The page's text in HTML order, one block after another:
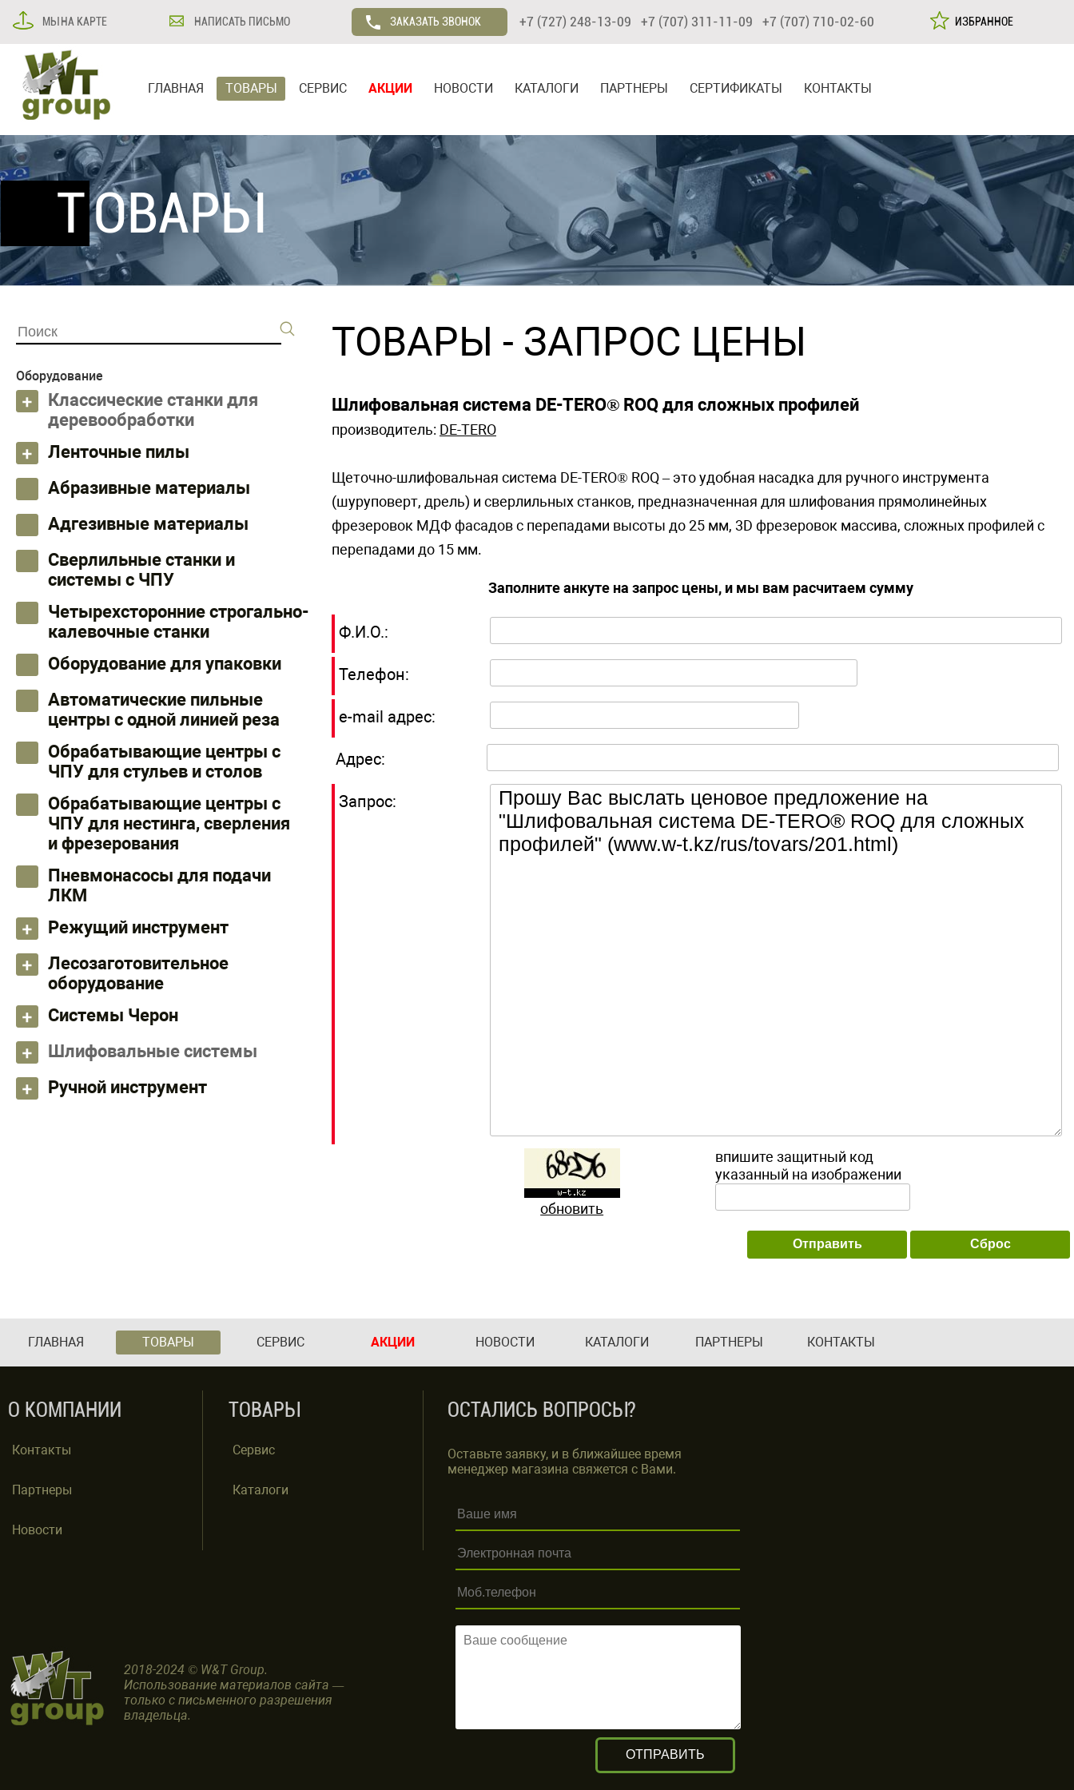
МЫ НА КАРТЕ НАПИСАТЬ ПИСЬМО ЗАКАЗАТЬ ЗВОНОК +7 (727) 248-13-09 +7 (707) 311-11-09 +7 (707) 710-02-60 ИЗБРАННОЕ
ГЛАВНАЯ ТОВАРЫ СЕРВИС АКЦИИ НОВОСТИ КАТАЛОГИ ПАРТНЕРЫ СЕРТИФИКАТЫ КОНТАКТЫ
ТОВАРЫ
Оборудование
Классические станки для
деревообработки
Ленточные пилы
Абразивные материалы
Адгезивные материалы
Сверлильные станки и
системы с ЧПУ
Четырехсторонние строгально-
калевочные станки
Оборудование для упаковки
Автоматические пильные
центры с одной линией реза
Обрабатывающие центры с
ЧПУ для стульев и столов
Обрабатывающие центры с
ЧПУ для нестинга, сверления
и фрезерования
Пневмонасосы для подачи
ЛКМ
Режущий инструмент
Лесозаготовительное
оборудование
Системы Черон
Шлифовальные системы
Ручной инструмент
ТОВАРЫ - ЗАПРОС ЦЕНЫ
Шлифовальная система DE-TERO® ROQ для сложных профилей
производитель: DE-TERO
Щеточно-шлифовальная система DE-TERO® ROQ – это удобная насадка для ручного инструмента
(шуруповерт, дрель) и сверлильных станков, предназначенная для шлифования прямолинейных
фрезеровок МДФ фасадов с перепадами высоты до 25 мм, 3D фрезеровок массива, сложных профилей с
перепадами до 15 мм.
Заполните анкуте на запрос цены, и мы вам расчитаем сумму
Ф.И.О.:
Телефон:
e-mail адрес:
Адрес:
Запрос:
обновить
впишите защитный код
указанный на изображении
ГЛАВНАЯ ТОВАРЫ СЕРВИС АКЦИИ НОВОСТИ КАТАЛОГИ ПАРТНЕРЫ КОНТАКТЫ
О КОМПАНИИ
Контакты
Партнеры
Новости
ТОВАРЫ
Сервис
Каталоги
2018-2024 © W&T Group.
Использование материалов сайта —
только с письменного разрешения
владельца.
ОСТАЛИСЬ ВОПРОСЫ?
Оставьте заявку, и в ближайшее время
менеджер магазина свяжется с Вами.